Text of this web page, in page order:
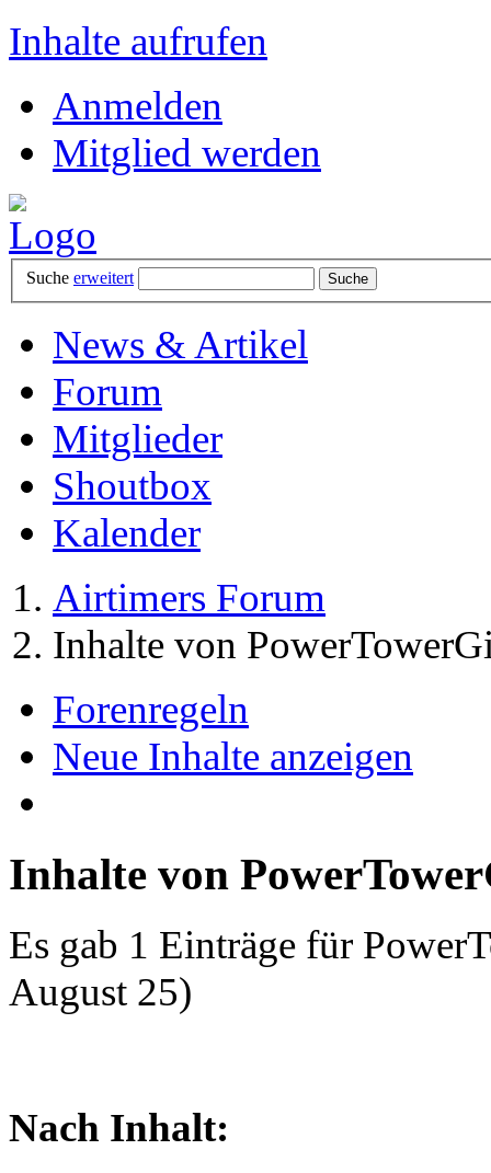
Inhalte aufrufen
Anmelden
Mitglied werden
Suche erweitert
News & Artikel
Forum
Mitglieder
Shoutbox
Kalender
Airtimers Forum
Inhalte von
Forenregeln
Neue Inhalte anzeigen
Inhalte von
Es gab 1 Einträge für
August 25)
Nach Inhalt: